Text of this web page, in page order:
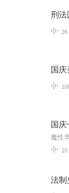
刑法
26
国庆
国
魔性
10
法制